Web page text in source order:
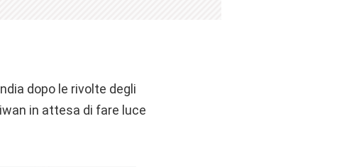
dopo le rivolte degli
in attesa di fare luce